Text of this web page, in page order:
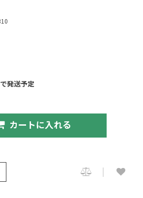
発送予定
カートに入れる